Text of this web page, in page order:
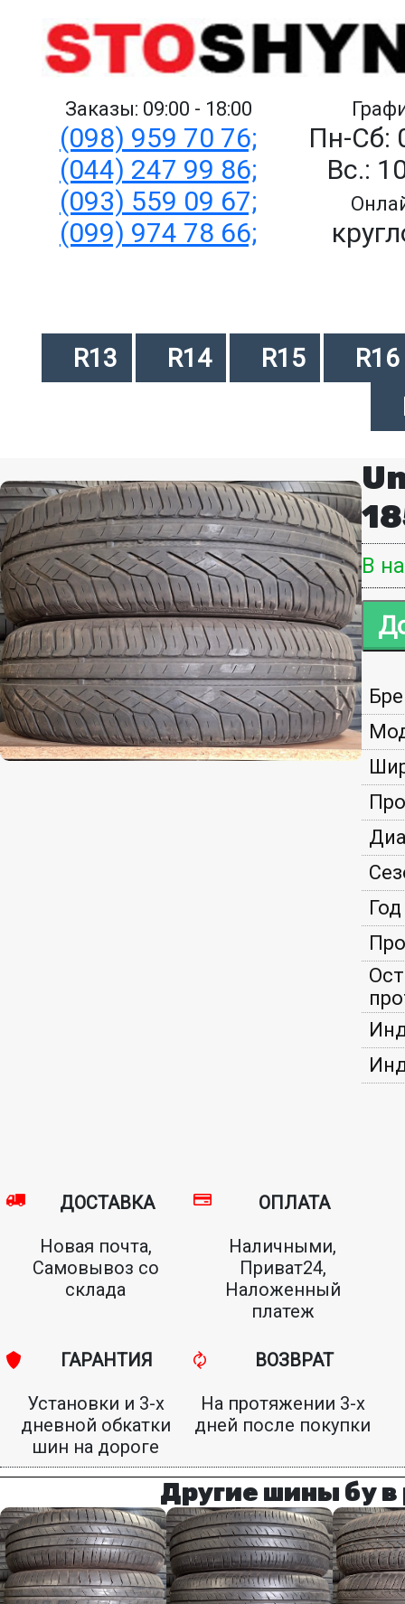
Заказы: 09:00 - 18:00
(098) 959 70 76;
(044) 247 99 86;
(093) 559 09 67;
(099) 974 78 66;
Пн-Сб:
Вс.:
R13 R14 R15
R16
В
ДОСТАВКА
Новая почта,
Самовывоз со
склада
ОПЛАТА
Наличными,
Приват24,
Наложенный
платеж
ГАРАНТИЯ
Установки и 3-х
дневной обкатки
шин на дороге
ВОЗВРАТ
На протяжении 3-х
дней после покупки
Другие шины бу в